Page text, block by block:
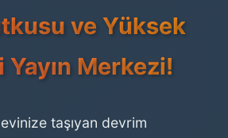
ve Yüksek
Merkezi!
taşıyan devrim